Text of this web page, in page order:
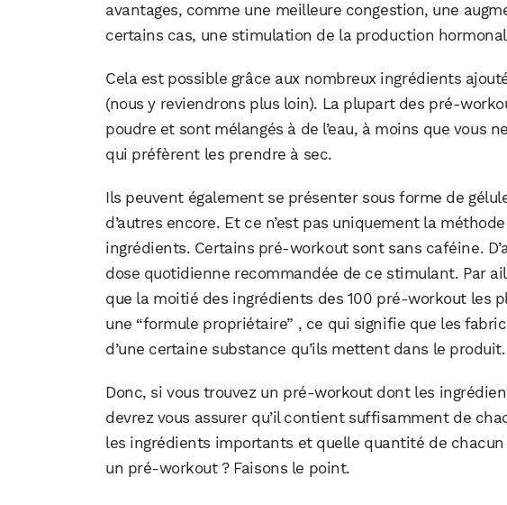
avantages, comme une meilleure congestion, une
certains cas, une stimulation de la production
Cela est possible grâce aux nombreux ingrédients
(nous y reviendrons plus loin). La plupart des pré-
poudre et sont mélangés à de l’eau, à moins que vous
qui préfèrent les prendre à sec.
Ils peuvent également se présenter sous forme de
d’autres encore. Et ce n’est pas uniquement la
ingrédients. Certains pré-workout sont sans caféine.
dose quotidienne recommandée de ce stimulant. Par
que la moitié des ingrédients des 100 pré-workout les
une “formule propriétaire” , ce qui signifie que les
d’une certaine substance qu’ils mettent dans le produit.
Donc, si vous trouvez un pré-workout dont les
devrez vous assurer qu’il contient suffisamment de
les ingrédients importants et quelle quantité de
un pré-workout ? Faisons le point.